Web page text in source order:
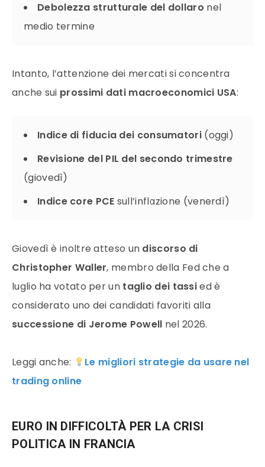
Debolezza strutturale del dollaro nel
medio termine
Intanto, l’attenzione dei mercati si concentra
anche sui prossimi dati macroeconomici USA:
Indice di fiducia dei consumatori(oggi)
Revisione del PIL del secondo trimestre
(giovedì)
Indice core PCE sull’inflazione (venerdì)
Giovedì è inoltre atteso un discorso di
Christopher Waller, membro della Fed che a
luglio ha votato per un taglio dei tassied è
considerato uno dei candidati favoriti alla
successione di Jerome Powell nel 2026.
Leggi anche:
Le migliori strategie da usare nel
trading online
EURO IN DIFFICOLTÀ PER LA CRISI
POLITICA IN FRANCIA